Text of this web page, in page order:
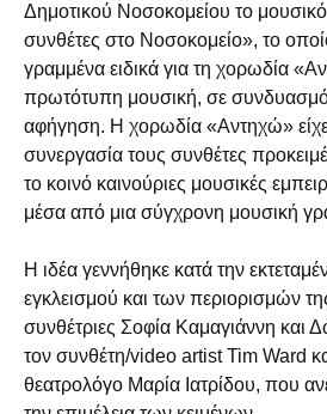
Δημοτικού Νοσοκομείου το
συνθέτες στο Νοσοκομείο», το
γραμμένα ειδικά για τη χορωδία
πρωτότυπη μουσική, σε
αφήγηση. Η χορωδία «Αντηχώ»
συνεργασία τους συνθέτες
το κοινό καινούριες μουσικές
μέσα από μια σύγχρονη μουσική
Η ιδέα γεννήθηκε κατά την
εγκλεισμού και των περιορισμών
συνθέτριες Σοφία Καμαγιάννη
τον συνθέτη/video artist Tim Ward
θεατρολόγο Μαρία Ιατρίδου, που